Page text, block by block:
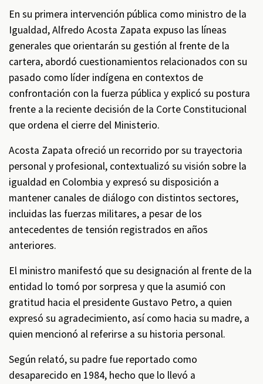
En su primera intervención pública como ministro de la
Igualdad, Alfredo Acosta Zapata expuso las líneas
generales que orientarán su gestión al frente de la
cartera, abordó cuestionamientos relacionados con su
pasado como líder indígena en contextos de
confrontación con la fuerza pública y explicó su postura
frente a la reciente decisión de la Corte Constitucional
que ordena el cierre del Ministerio.
Acosta Zapata ofreció un recorrido por su trayectoria
personal y profesional, contextualizó su visión sobre la
igualdad en Colombia y expresó su disposición a
mantener canales de diálogo con distintos sectores,
incluidas las fuerzas militares, a pesar de los
antecedentes de tensión registrados en años
anteriores.
El ministro manifestó que su designación al frente de la
entidad lo tomó por sorpresa y que la asumió con
gratitud hacia el presidente Gustavo Petro, a quien
expresó su agradecimiento, así como hacia su madre, a
quien mencionó al referirse a su historia personal.
Según relató, su padre fue reportado como
desaparecido en 1984, hecho que lo llevó a